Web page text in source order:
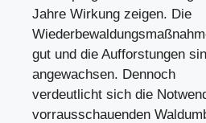
Jahre Wirkung zeigen. Die
gut und die Aufforstungen
angewachsen. Dennoch
verdeutlicht sich die
vorrausschauenden